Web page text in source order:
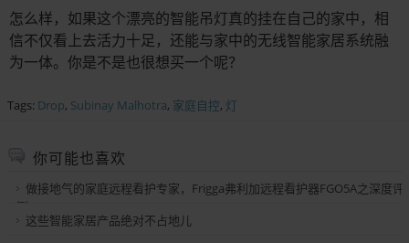
怎么样，如果这个漂亮的智能吊灯真的挂在自己的家中，相
信不仅看上去活力十足，还能与家中的无线智能家居系统融
为一体。你是不是也很想买一个呢？
Tags: Drop, Subinay Malhotra, 家庭自控, 灯
你可能也喜欢
做接地气的家庭远程看护专家，Frigga弗利加远程看护器FGO5A之深度评
测
这些智能家居产品绝对不占地儿